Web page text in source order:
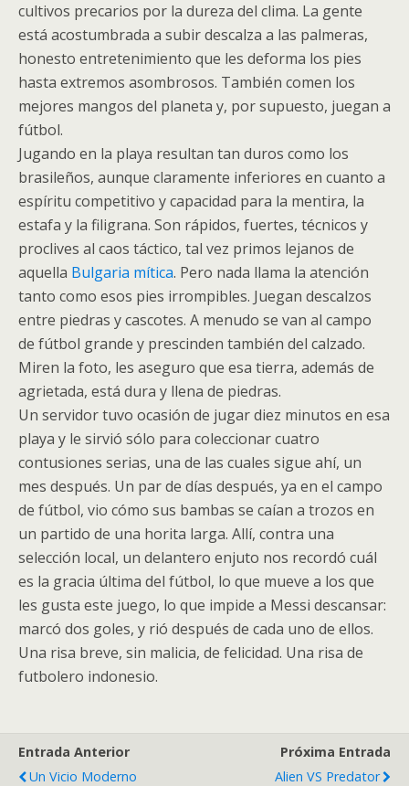
cultivos precarios por la dureza del clima. La gente
está acostumbrada a subir descalza a las palmeras,
honesto entretenimiento que les deforma los pies
hasta extremos asombrosos. También comen los
mejores mangos del planeta y, por supuesto, juegan a
fútbol.
Jugando en la playa resultan tan duros como los
brasileños, aunque claramente inferiores en cuanto a
espíritu competitivo y capacidad para la mentira, la
estafa y la filigrana. Son rápidos, fuertes, técnicos y
proclives al caos táctico, tal vez primos lejanos de
aquella Bulgaria mítica. Pero nada llama la atención
tanto como esos pies irrompibles. Juegan descalzos
entre piedras y cascotes. A menudo se van al campo
de fútbol grande y prescinden también del calzado.
Miren la foto, les aseguro que esa tierra, además de
agrietada, está dura y llena de piedras.
Un servidor tuvo ocasión de jugar diez minutos en esa
playa y le sirvió sólo para coleccionar cuatro
contusiones serias, una de las cuales sigue ahí, un
mes después. Un par de días después, ya en el campo
de fútbol, vio cómo sus bambas se caían a trozos en
un partido de una horita larga. Allí, contra una
selección local, un delantero enjuto nos recordó cuál
es la gracia última del fútbol, lo que mueve a los que
les gusta este juego, lo que impide a Messi descansar:
marcó dos goles, y rió después de cada uno de ellos.
Una risa breve, sin malicia, de felicidad. Una risa de
futbolero indonesio.
Entrada Anterior
Un Vicio Moderno
Próxima Entrada
Alien VS Predator